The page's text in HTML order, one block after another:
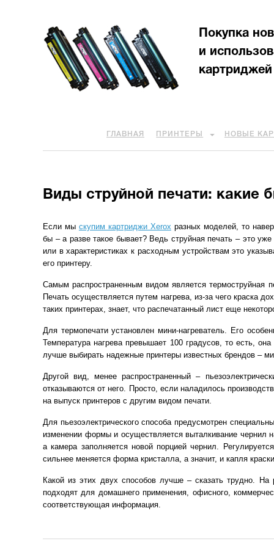
Покупка
и
картриджей
ГЛАВНАЯ ПРИНТЕРЫ НОВЫЕ
Виды струйной печати: какие
Если мы скупим картриджи Xerox разных моделей, то
бы – а разве такое бывает? Ведь струйная печать – это
или в характеристиках к расходным устройствам это
его принтеру.
Самым распространенным видом является термоструйная
Печать осуществляется путем нагрева, из-за чего краска
таких принтерах, знает, что распечатанный лист еще
Для термопечати установлен мини-нагреватель. Его
Температура нагрева превышает 100 градусов, то есть,
лучше выбирать надежные принтеры известных брендов –
Другой вид, менее распространенный –
отказываются от него. Просто, если наладилось
на выпуск принтеров с другим видом печати.
Для пьезоэлектрического способа предусмотрен
изменении формы и осуществляется выталкивание чернил
а камера заполняется новой порцией чернил.
сильнее меняется форма кристалла, а значит, и капля
Какой из этих двух способов лучше – сказать трудно.
подходят для домашнего применения, офисного,
соответствующая информация.